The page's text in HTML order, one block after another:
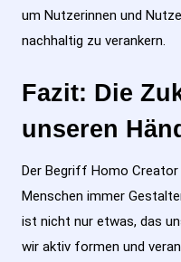
um Nutzerinnen und
nachhaltig zu verankern.
Fazit: Die
unseren
Der Begriff Homo
Menschen immer
ist nicht nur etwas, das
wir aktiv formen und